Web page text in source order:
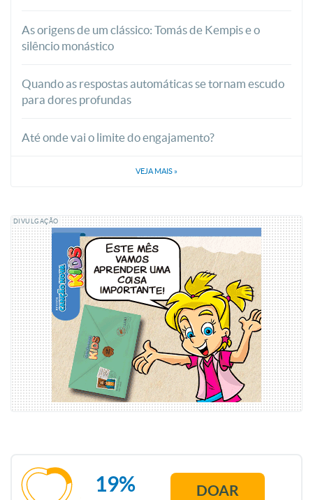
As origens de um clássico: Tomás de Kempis e o
silêncio monástico
Quando as respostas automáticas se tornam escudo
para dores profundas
Até onde vai o limite do engajamento?
VEJA MAIS »
DIVULGAÇÃO
19% DOAR